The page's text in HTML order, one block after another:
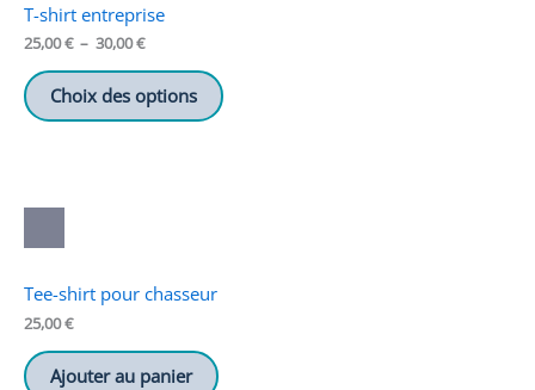
T-shirt entreprise
25,00€ – 30,00€Plage
25,00 €
à
Choix des options
Tee-shirt pour chasseur
25,00€
Ajouter au panier